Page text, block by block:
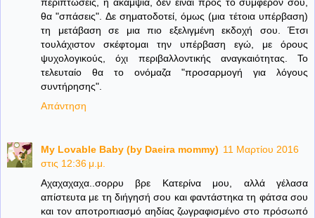
θα "σπάσεις". Δε σηματοδοτεί, όμως (μια τέτοια υπέρβαση)
τη μετάβαση σε μια πιο εξελιγμένη εκδοχή σου. Έτσι
τουλάχιστον σκέφτομαι την υπέρβαση εγώ, με όρους
ψυχολογικούς, όχι περιβαλλοντικής αναγκαιότητας. Το
τελευταίο θα το ονόμαζα "προσαρμογή για λόγους
συντήρησης".
Απάντηση
My Lovable Baby (by Daeira mommy) 11 Μαρτίου 2016
στις 12:36 μ.μ.
Αχαχαχαχα..σορρυ βρε Κατερίνα μου, αλλά γέλασα
απίστευτα με τη διήγησή σου και φαντάστηκα τη φάτσα σου
και τον αποτροπιασμό αηδίας ζωγραφισμένο στο πρόσωπό